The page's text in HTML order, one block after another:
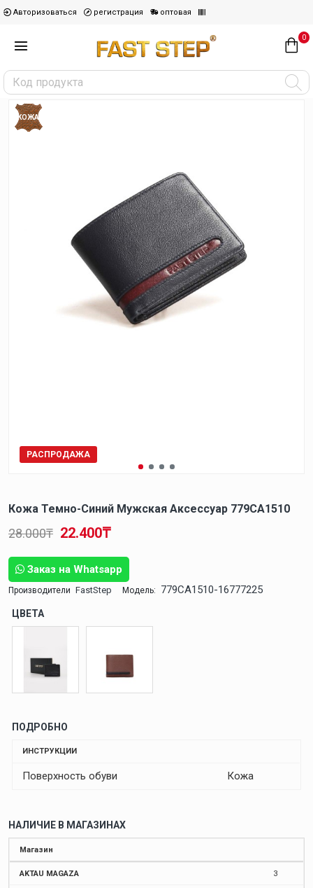
Авторизоваться регистрация оптовая
0
КОЖА
РАСПРОДАЖА
Кожа Темно-Синий Мужская Аксессуар 779CA1510
Заказ на Whatsapp
Производители FastStep Модель: 779CA1510-16777225
22.400₸
28.000₸
ЦВЕТА
ПОДРОБНО
ИНСТРУКЦИИ
Поверхность обуви Кожа
НАЛИЧИЕ В МАГАЗИНАХ
Магазин
AKTAU MAGAZA 3